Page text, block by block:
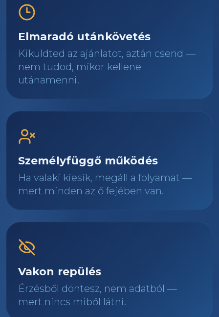
Elmaradó utánkövetés
Kiküldted az ajánlatot, aztán csend —
nem tudod, mikor kellene
utánamenni.
Személyfüggő működés
Ha valaki kiesik, megáll a folyamat —
mert minden az ő fejében van.
Vakon repülés
Érzésből döntesz, nem adatból —
mert nincs miből látni.